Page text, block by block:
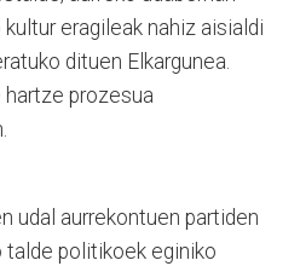
eragileak nahiz aisialdi
dituen Elkargunea.
prozesua
udal aurrekontuen partiden
talde politikoek eginiko